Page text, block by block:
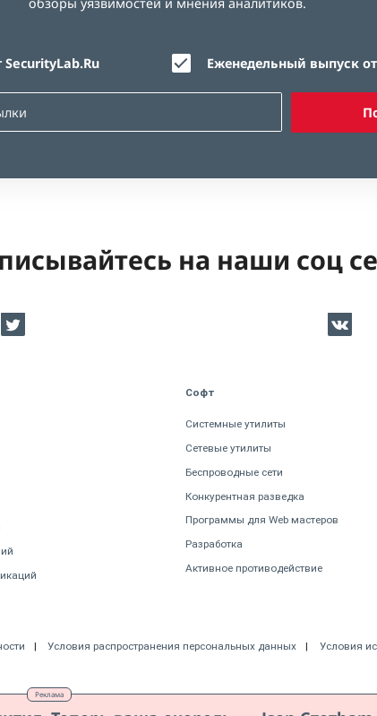
Реклама
Еженедельный выпуск
на наши соц
Софт
Системные утилиты
Сетевые утилиты
Беспроводные сети
Конкурентная разведка
Программы для Web мастеров
Разработка
Активное противодействие
Условия распространения персональных данных Условия